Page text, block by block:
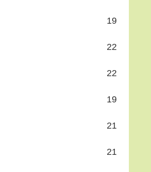
19
22
22
19
21
21